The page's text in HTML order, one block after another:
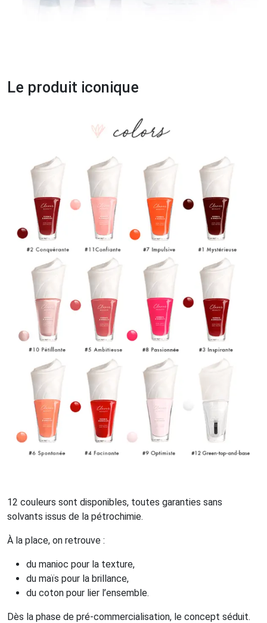
Le produit iconique
12 couleurs sont disponibles, toutes garanties sans
solvants issus de la pétrochimie.
À la place, on retrouve :
du manioc pour la texture,
du maïs pour la brillance,
du coton pour lier l’ensemble.
Dès la phase de pré-commercialisation, le concept séduit.